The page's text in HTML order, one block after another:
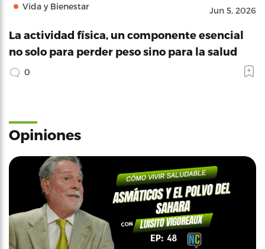
Vida y Bienestar Jun 5, 2026
La actividad física, un componente esencial
no solo para perder peso sino para la salud
0
Opiniones